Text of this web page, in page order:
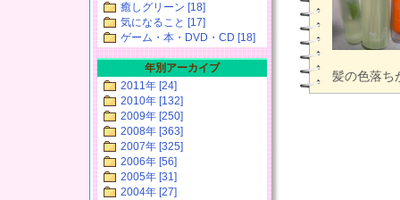
髪の色落ち
癒しグリーン [18]
気になること [17]
ゲーム・本・DVD・CD [18]
年別アーカイブ
2011年 [24]
2010年 [132]
2009年 [250]
2008年 [363]
2007年 [325]
2006年 [56]
2005年 [31]
2004年 [27]